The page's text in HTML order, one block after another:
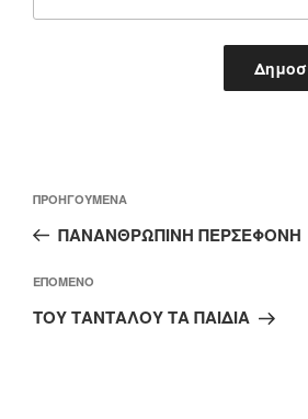
άρθρων
Προηγούμενο
άρθρο
ΠΡΟΗΓΟΎΜΕΝΑ
ΠΑΝΑΝΘΡΩΠΙΝΗ ΠΕΡΣΕΦΟΝΗ
Επόμενο
άρθρο
ΕΠΌΜΕΝΟ
ΤΟΥ ΤΑΝΤΑΛΟΥ ΤΑ ΠΑΙΔΙΑ